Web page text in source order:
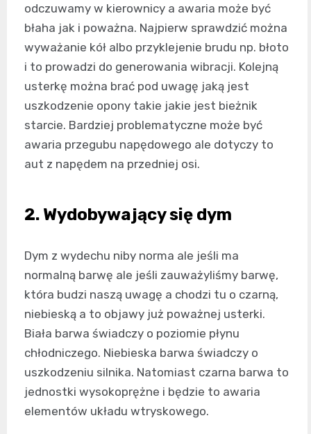
odczuwamy w kierownicy a awaria może być
błaha jak i poważna. Najpierw sprawdzić można
wyważanie kół albo przyklejenie brudu np. błoto
i to prowadzi do generowania wibracji. Kolejną
usterkę można brać pod uwagę jaką jest
uszkodzenie opony takie jakie jest bieżnik
starcie. Bardziej problematyczne może być
awaria przegubu napędowego ale dotyczy to
aut z napędem na przedniej osi.
2. Wydobywający się dym
Dym z wydechu niby norma ale jeśli ma
normalną barwę ale jeśli zauważyliśmy barwę,
która budzi naszą uwagę a chodzi tu o czarną,
niebieską a to objawy już poważnej usterki.
Biała barwa świadczy o poziomie płynu
chłodniczego. Niebieska barwa świadczy o
uszkodzeniu silnika. Natomiast czarna barwa to
jednostki wysokoprężne i będzie to awaria
elementów układu wtryskowego.